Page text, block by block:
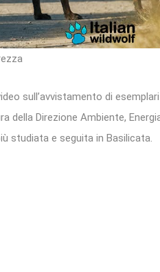
sull’avvistamento di esemplari
della Direzione Ambiente,
studiata e seguita in Basilicata.